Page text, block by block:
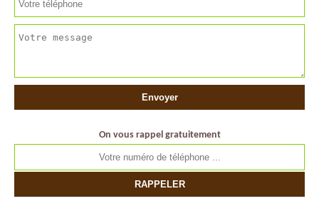
On vous rappel gratuitement